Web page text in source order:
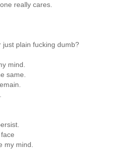
really cares.
just plain fucking dumb?
mind.
same.
my mind.